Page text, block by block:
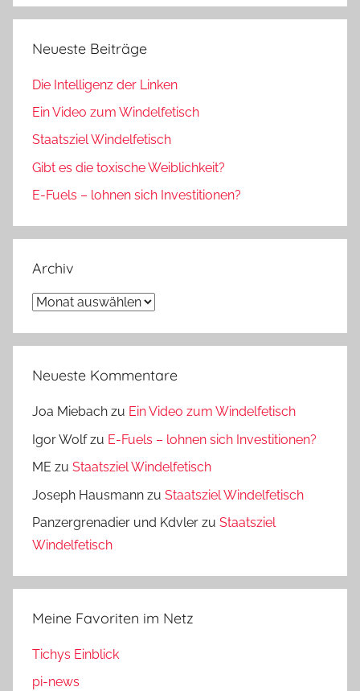
Neueste Beiträge
Die Intelligenz der Linken
Ein Video zum Windelfetisch
Staatsziel Windelfetisch
Gibt es die toxische Weiblichkeit?
E-Fuels – lohnen sich Investitionen?
Archiv
Archiv
Neueste Kommentare
Joa Miebach zu Ein Video zum Windelfetisch
Igor Wolfzu E-Fuels – lohnen sich Investitionen?
ME zu Staatsziel Windelfetisch
Joseph Hausmann zu Staatsziel Windelfetisch
Panzergrenadier und Kdvler zu Staatsziel
Windelfetisch
Meine Favoriten im Netz
Tichys Einblick
pi-news